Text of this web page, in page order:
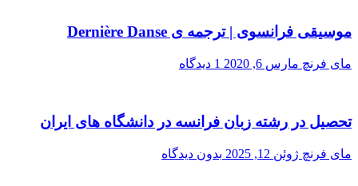
موسیقی فرانسوی | ترجمه ی Dernière Danse
مای فرنچ مارس 6, 2020 1 دیدگاه
تحصیل در رشته زبان فرانسه در دانشگاه های ایران
مای فرنچ ژوئن 12, 2025 بدون دیدگاه